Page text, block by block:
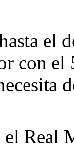
el
con
Real